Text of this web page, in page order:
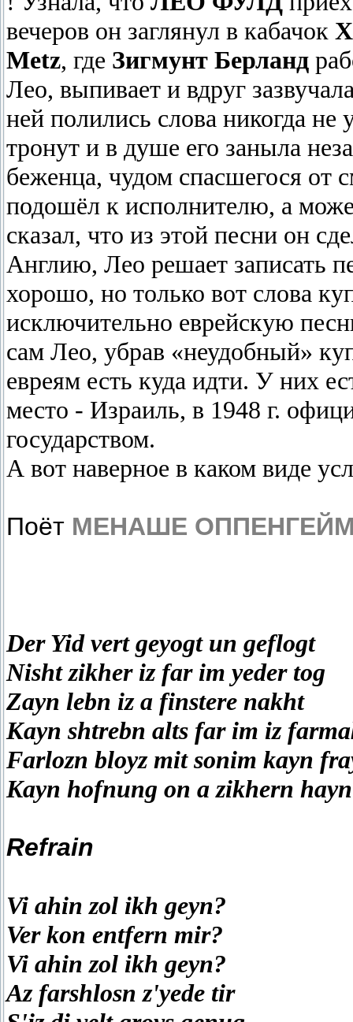
вечеров он заглянул в кабачок
Metz, где Зигмунт Бeрланд
Лео, выпивает и вдруг
ней полились слова никогда
тронут и в душе его заныла
беженца, чудом спасшегося от
подошёл к исполнителю, а
сказал, что из этой песни он
Англию, Лео решает записать
хорошо, но только вот слова
исключительно еврейскую
сам Лео, убрав «неудобный»
евреям есть куда идти. У них
место - Израиль, в 1948 г.
государством.
А вот наверное в каком виде
Поёт МЕНАШЕ
Der Yid vert geyogt un geflogt
Nisht zikher iz far im yeder tog
Zayn lebn iz a finstere nakht
Кayn shtrebn alts far im iz
Farlozn bloyz mit sonim kayn
Kayn hofnung on a zikhern
Refrain
Vi ahin zol ikh geyn?
Ver kon entfern mir?
Vi ahin zol ikh geyn?
Az farshlosn z'yede tir